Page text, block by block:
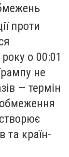
проти
о 00:01
не
— термін
обмеження
та країн-